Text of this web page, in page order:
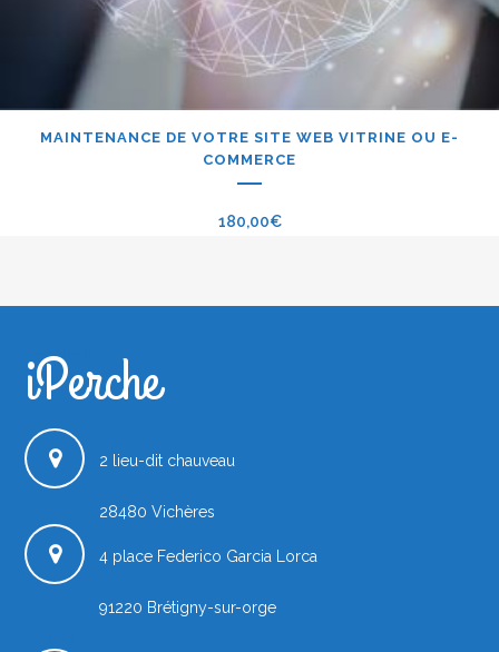
MAINTENANCE DE VOTRE SITE WEB VITRINE OU E-
COMMERCE
180,00€
iPerche.fr
iPerche
2 lieu-dit chauveau
28480 Vichères
4 place Federico Garcia Lorca
91220 Brétigny-sur-orge